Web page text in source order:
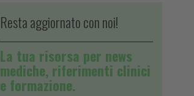
Resta aggiornato con noi!
La tua risorsa per news
mediche, riferimenti clinici
e formazione.